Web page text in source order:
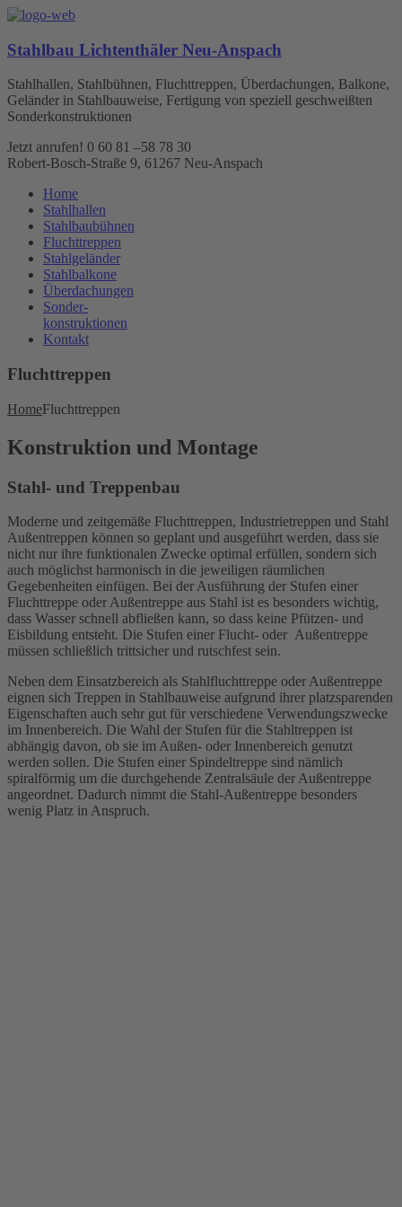
Stahlbau Lichtenthäler Neu-Anspach
Stahlhallen, Stahlbühnen, Fluchttreppen, Überdachungen, Balkone,
Geländer in Stahlbauweise, Fertigung von speziell geschweißten
Sonderkonstruktionen
Jetzt anrufen! 0 60 81 –58 78 30
Robert-Bosch-Straße 9, 61267 Neu-Anspach
Home
Stahlhallen
Stahlbaubühnen
Fluchttreppen
Stahlgeländer
Stahlbalkone
Überdachungen
Sonder-
konstruktionen
Kontakt
Fluchttreppen
HomeFluchttreppen
Konstruktion und Montage
Stahl- und Treppenbau
Moderne und zeitgemäße Fluchttreppen, Industrietreppen und Stahl
Außentreppen können so geplant und ausgeführt werden, dass sie
nicht nur ihre funktionalen Zwecke optimal erfüllen, sondern sich
auch möglichst harmonisch in die jeweiligen räumlichen
Gegebenheiten einfügen. Bei der Ausführung der Stufen einer
Fluchttreppe oder Außentreppe aus Stahl ist es besonders wichtig,
dass Wasser schnell abfließen kann, so dass keine Pfützen- und
Eisbildung entsteht. Die Stufen einer Flucht- oder Außentreppe
müssen schließlich trittsicher und rutschfest sein.
Neben dem Einsatzbereich als Stahlfluchttreppe oder Außentreppe
eignen sich Treppen in Stahlbauweise aufgrund ihrer platzsparenden
Eigenschaften auch sehr gut für verschiedene Verwendungszwecke
im Innenbereich. Die Wahl der Stufen für die Stahltreppen ist
abhängig davon, ob sie im Außen- oder Innenbereich genutzt
werden sollen. Die Stufen einer Spindeltreppe sind nämlich
spiralförmig um die durchgehende Zentralsäule der Außentreppe
angeordnet. Dadurch nimmt die Stahl-Außentreppe besonders
wenig Platz in Anspruch.